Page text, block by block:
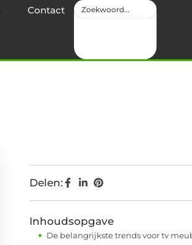
Contact
Delen:
Inhoudsopgave
De belangrijkste trends voor tv